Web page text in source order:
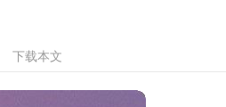
下载本文